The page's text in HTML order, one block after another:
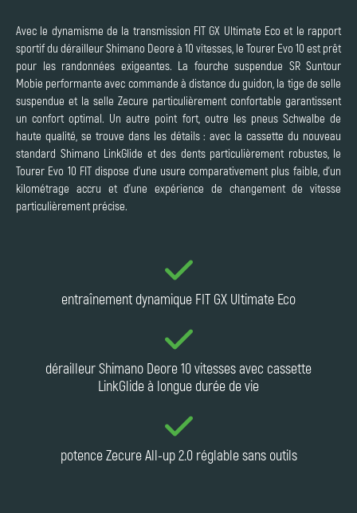
Avec le dynamisme de la transmission FIT GX Ultimate Eco et le rapport
sportif du dérailleur Shimano Deore à 10 vitesses, le Tourer Evo 10 est prêt
pour les randonnées exigeantes. La fourche suspendue SR Suntour
Mobie performante avec commande à distance du guidon, la tige de selle
suspendue et la selle Zecure particulièrement confortable garantissent
un confort optimal. Un autre point fort, outre les pneus Schwalbe de
haute qualité, se trouve dans les détails : avec la cassette du nouveau
standard Shimano LinkGlide et des dents particulièrement robustes, le
Tourer Evo 10 FIT dispose d'une usure comparativement plus faible, d'un
kilométrage accru et d'une expérience de changement de vitesse
particulièrement précise.
entraînement dynamique FIT GX Ultimate Eco
dérailleur Shimano Deore 10 vitesses avec cassette
LinkGlide à longue durée de vie
potence Zecure All-up 2.0 réglable sans outils